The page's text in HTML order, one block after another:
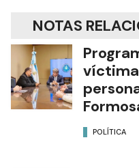
NOTAS
POLÍTICA